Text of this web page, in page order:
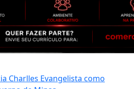
Charlles Evangelista como